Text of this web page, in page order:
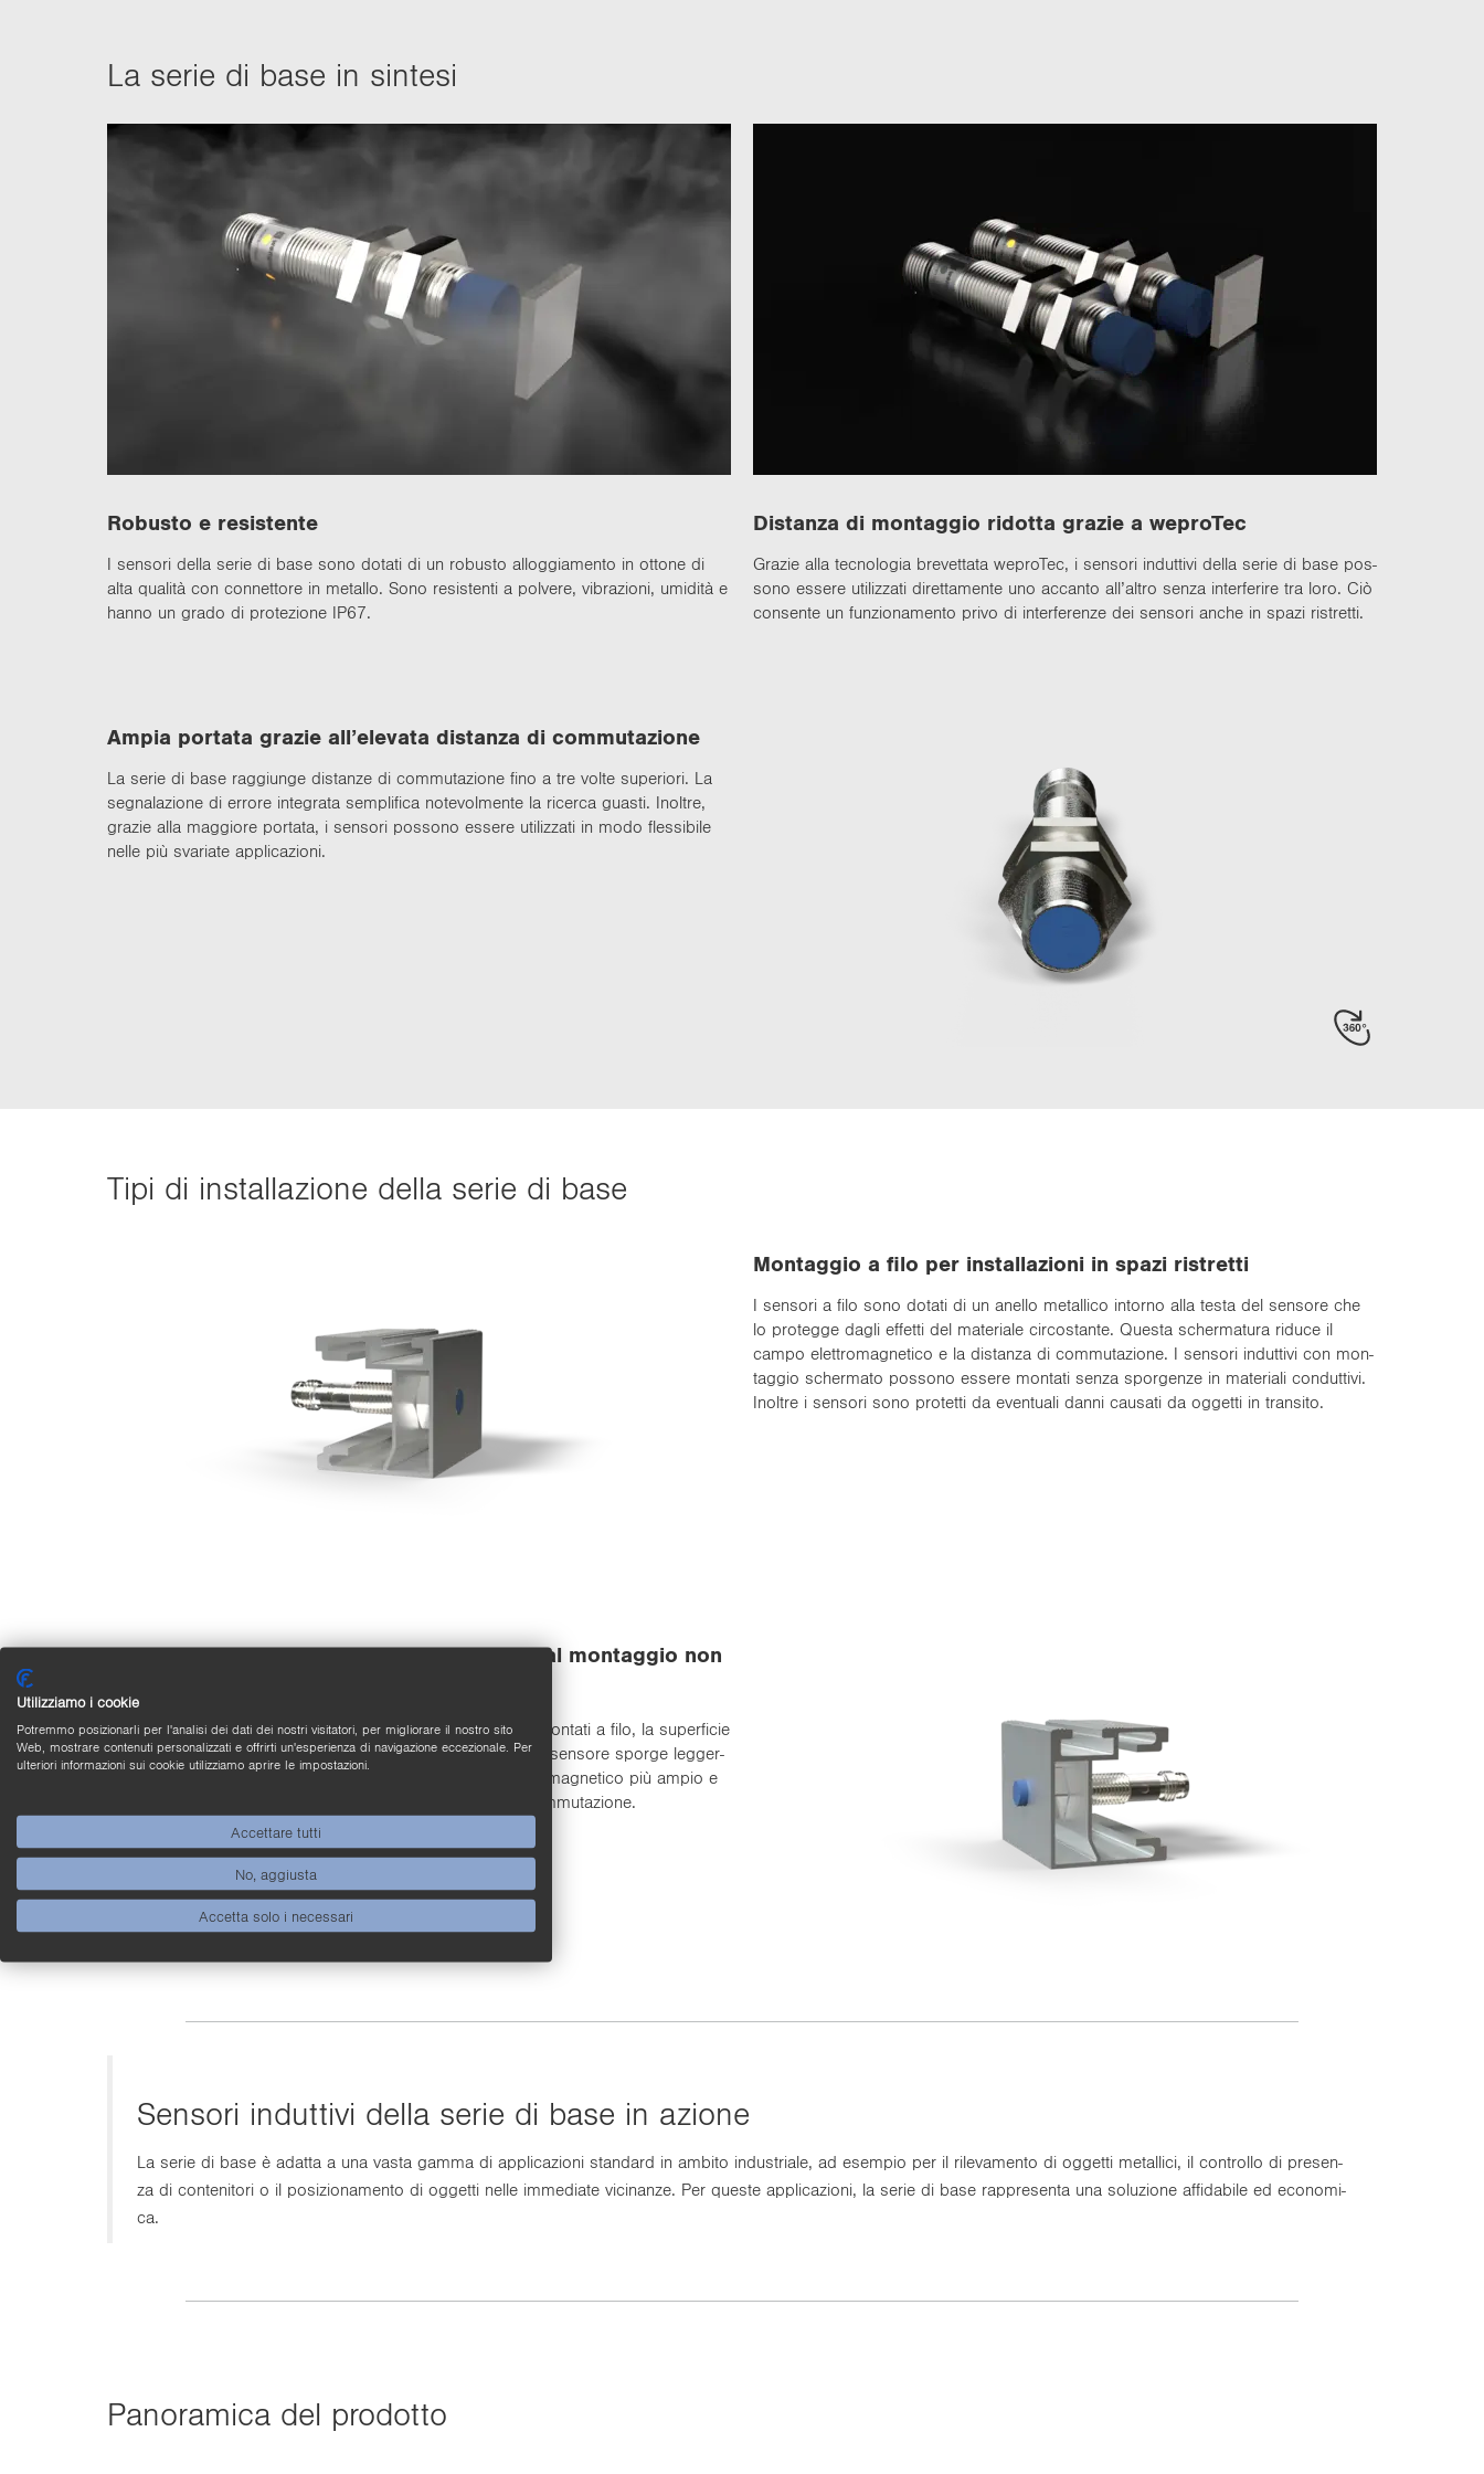
La serie di base in sin­te­si
Ro­bu­sto e re­si­sten­te
I sen­so­ri della serie di base sono do­ta­ti di un ro­bu­sto al­log­gia­men­to in ot­to­ne di
alta qualità con con­net­to­re in me­tal­lo. Sono re­si­sten­ti a pol­ve­re, vi­bra­zio­ni, umidità e
hanno un grado di pro­te­zio­ne IP67.
Di­stan­za di mon­tag­gio ri­dot­ta gra­zie a we­pro­Tec
Gra­zie alla tec­no­lo­gia bre­vet­ta­ta we­pro­Tec, i sen­so­ri in­dut­ti­vi della serie di base pos­
so­no es­se­re uti­liz­za­ti di­ret­ta­men­te uno ac­can­to all’altro senza in­ter­fe­ri­re tra loro. Ciò
con­sen­te un fun­zio­na­men­to privo di in­ter­fe­ren­ze dei sen­so­ri anche in spazi ri­stret­ti.
Ampia por­ta­ta gra­zie all’ele­va­ta di­stan­za di com­mu­ta­zio­ne
La serie di base rag­giun­ge di­stan­ze di com­mu­ta­zio­ne fino a tre volte su­pe­rio­ri. La
se­gna­la­zio­ne di er­ro­re in­te­gra­ta sem­pli­fi­ca no­te­vol­men­te la ri­cer­ca gua­sti. Inol­tre,
gra­zie alla mag­gio­re por­ta­ta, i sen­so­ri pos­so­no es­se­re uti­liz­za­ti in modo fles­si­bi­le
nelle più sva­ria­te ap­pli­ca­zio­ni.
Tipi di in­stal­la­zio­ne della serie di base
Mon­tag­gio a filo per in­stal­la­zio­ni in spazi ri­stret­ti
I sen­so­ri a filo sono do­ta­ti di un anel­lo me­tal­li­co in­tor­no alla testa del sen­so­re che
lo pro­teg­ge dagli ef­fet­ti del ma­te­ria­le cir­co­stan­te. Que­sta scher­ma­tu­ra ri­du­ce il
campo elet­tro­ma­gne­ti­co e la di­stan­za di com­mu­ta­zio­ne. I sen­so­ri in­dut­ti­vi con mon­
tag­gio scher­ma­to pos­so­no es­se­re mon­ta­ti senza spor­gen­ze in ma­te­ria­li con­dut­ti­vi.
Inol­tre i sen­so­ri sono pro­tet­ti da even­tua­li danni cau­sa­ti da og­get­ti in tran­si­to.
Di­stan­ze di com­mu­ta­zio­ne mas­si­me gra­zie al mon­tag­gio non
Nei sen­so­ri in­dut­ti­vi della serie di base, che non ven­go­no mon­ta­ti a filo, la su­per­fi­cie
at­ti­va è sco­per­ta e non scher­ma­ta da un anel­lo me­tal­li­co. Il sen­so­re spor­ge leg­ger­
men­te dalla su­per­fi­cie, il che con­sen­te di crea­re un campo ma­gne­ti­co più ampio e
allo stes­so tempo di ot­te­ne­re una mag­gio­re di­stan­za di com­mu­ta­zio­ne.
Sen­so­ri in­dut­ti­vi della serie di base in azio­ne
La serie di base è adat­ta a una vasta gamma di ap­pli­ca­zio­ni stan­dard in am­bi­to in­du­stria­le, ad esem­pio per il ri­le­va­men­to di og­get­ti me­tal­li­ci, il con­trol­lo di pre­sen­
za di con­te­ni­to­ri o il po­si­zio­na­men­to di og­get­ti nelle im­me­dia­te vi­ci­nan­ze. Per que­ste ap­pli­ca­zio­ni, la serie di base rap­pre­sen­ta una so­lu­zio­ne af­fi­da­bi­le ed eco­no­mi­
ca.
Pa­no­ra­mi­ca del pro­dot­to
Utilizziamo i cookie
Potremmo posizionarli per l'analisi dei dati dei nostri visitatori, per migliorare il nostro sito
Web, mostrare contenuti personalizzati e offrirti un'esperienza di navigazione eccezionale. Per
ulteriori informazioni sui cookie utilizziamo aprire le impostazioni.
Accettare tutti
No, aggiusta
Accetta solo i necessari